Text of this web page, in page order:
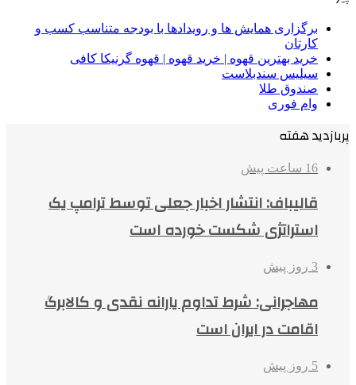
برگزاری همایش ها و رویدادها با بودجه متناسب کسب و
کارتان
خرید بهترین قهوه | خرید قهوه | قهوه گرنیکا کافی
سیلیس سندبلاست
صندوق طلا
وام فوری
پربازدید هفته
16 ساعت پیش
قالیباف: انتشار اخبار جعلی توسط ترامپ یک
استراتژی شکست خورده است
3 روز پیش
مهاجرانی: شرط تداوم یارانه نقدی و کالابرگ
اقامت در ایران است
5 روز پیش